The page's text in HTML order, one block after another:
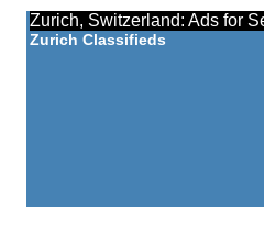
Zurich, Switzerland: Ads for
Zurich Classifieds